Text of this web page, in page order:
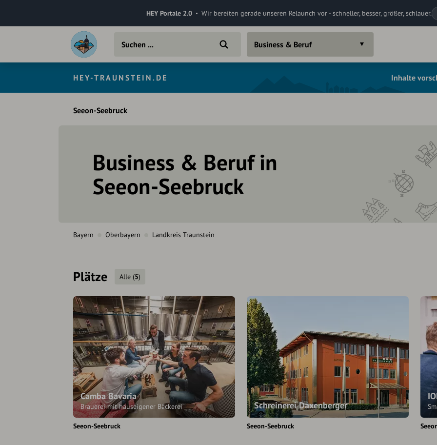
HEY Portale 2.0 Wir bereiten gerade unseren Relaunch vor - schneller, besser, größer, schlauer.
HEY-TRAUNSTEIN.DE Inhalte
Business & Beruf
Seeon-Seebruck
Business & Beruf in
Seeon-Seebruck
Bayern Oberbayern Landkreis Traunstein
Plätze Alle (5)
Camba Bavaria
Brauerei mit hauseigener Bäckerei
Seeon-Seebruck
Schreinerei Daxenberger
Seeon-Seebruck